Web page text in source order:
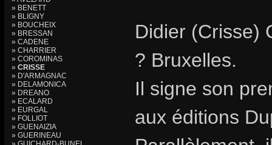
» BENETT
» BLIGNY
» BOUCHEIX
» BRESSAN
» CADENE
» CHARRIER
» COROMINAS
» CRISSE
» D'ARMAGNAC
» DELAMONICA
» DREANO
» ECALARD
» EURGAL
» FOLLIOT
» GUENAIZIA
» GUERINEAU
Didier (Crisse)
? Bruxelles.
Il signe son
aux éditions